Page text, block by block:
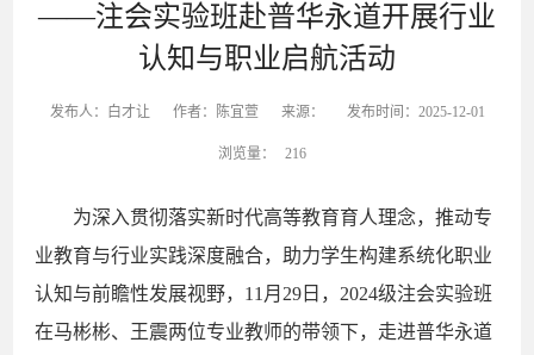
——注会实验班赴普华永道开展行业
认知与职业启航活动
发布人：白才让 作者：陈宜萱 来源： 发布时间：2025-12-01
浏览量： 216
为深入贯彻落实新时代高等教育育人理念，推动专
业教育与行业实践深度融合，助力学生构建系统化职业
认知与前瞻性发展视野，11月29日，2024级注会实验班
在马彬彬、王震两位专业教师的带领下，走进普华永道